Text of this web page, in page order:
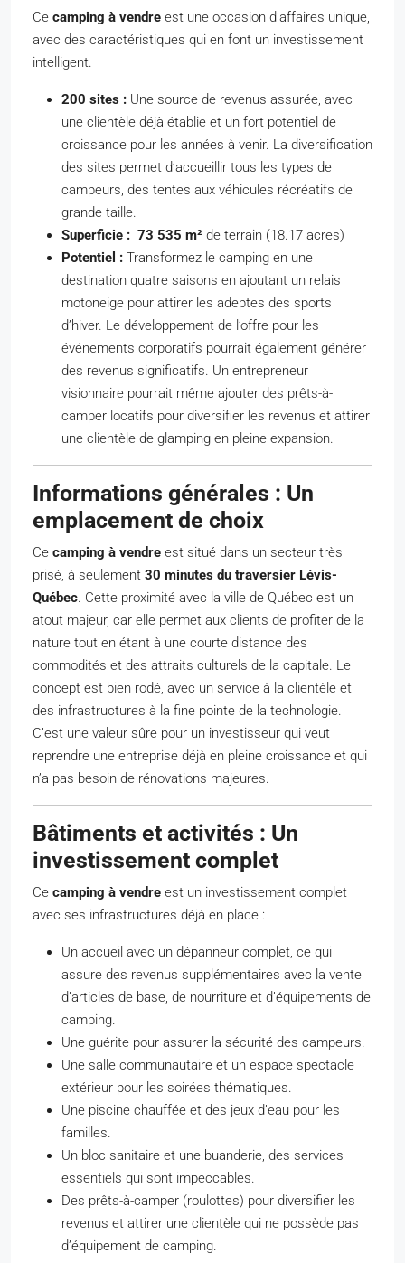
Ce camping à vendre est une occasion d’affaires unique,
avec des caractéristiques qui en font un investissement
intelligent.
200 sites : Une source de revenus assurée, avec
une clientèle déjà établie et un fort potentiel de
croissance pour les années à venir. La diversification
des sites permet d’accueillir tous les types de
campeurs, des tentes aux véhicules récréatifs de
grande taille.
Superficie : 73 535 m² de terrain (18.17 acres)
Potentiel : Transformez le camping en une
destination quatre saisons en ajoutant un relais
motoneige pour attirer les adeptes des sports
d’hiver. Le développement de l’offre pour les
événements corporatifs pourrait également générer
des revenus significatifs. Un entrepreneur
visionnaire pourrait même ajouter des prêts-à-
camper locatifs pour diversifier les revenus et attirer
une clientèle de glamping en pleine expansion.
Informations générales : Un
emplacement de choix
Ce camping à vendre est situé dans un secteur très
prisé, à seulement 30 minutes du traversier Lévis-
Québec. Cette proximité avec la ville de Québec est un
atout majeur, car elle permet aux clients de profiter de la
nature tout en étant à une courte distance des
commodités et des attraits culturels de la capitale. Le
concept est bien rodé, avec un service à la clientèle et
des infrastructures à la fine pointe de la technologie.
C’est une valeur sûre pour un investisseur qui veut
reprendre une entreprise déjà en pleine croissance et qui
n’a pas besoin de rénovations majeures.
Bâtiments et activités : Un
investissement complet
Ce camping à vendre est un investissement complet
avec ses infrastructures déjà en place :
Un accueil avec un dépanneur complet, ce qui
assure des revenus supplémentaires avec la vente
d’articles de base, de nourriture et d’équipements de
camping.
Une guérite pour assurer la sécurité des campeurs.
Une salle communautaire et un espace spectacle
extérieur pour les soirées thématiques.
Une piscine chauffée et des jeux d’eau pour les
familles.
Un bloc sanitaire et une buanderie, des services
essentiels qui sont impeccables.
Des prêts-à-camper (roulottes) pour diversifier les
revenus et attirer une clientèle qui ne possède pas
d’équipement de camping.